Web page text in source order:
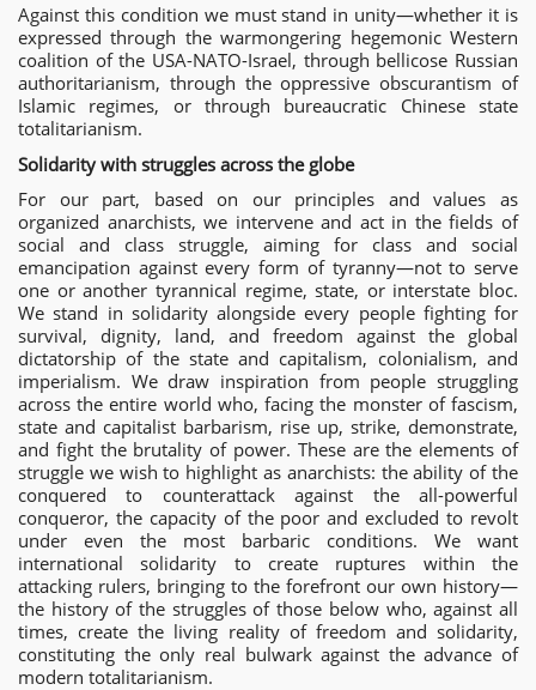
Against this condition we must stand in unity—whether it is
expressed through the warmongering hegemonic Western
coalition of the USA-NATO-Israel, through bellicose Russian
authoritarianism, through the oppressive obscurantism of
Islamic regimes, or through bureaucratic Chinese state
totalitarianism.
Solidarity with struggles across the globe
For our part, based on our principles and values as
organized anarchists, we intervene and act in the fields of
social and class struggle, aiming for class and social
emancipation against every form of tyranny—not to serve
one or another tyrannical regime, state, or interstate bloc.
We stand in solidarity alongside every people fighting for
survival, dignity, land, and freedom against the global
dictatorship of the state and capitalism, colonialism, and
imperialism. We draw inspiration from people struggling
across the entire world who, facing the monster of fascism,
state and capitalist barbarism, rise up, strike, demonstrate,
and fight the brutality of power. These are the elements of
struggle we wish to highlight as anarchists: the ability of the
conquered to counterattack against the all-powerful
conqueror, the capacity of the poor and excluded to revolt
under even the most barbaric conditions. We want
international solidarity to create ruptures within the
attacking rulers, bringing to the forefront our own history—
the history of the struggles of those below who, against all
times, create the living reality of freedom and solidarity,
constituting the only real bulwark against the advance of
modern totalitarianism.